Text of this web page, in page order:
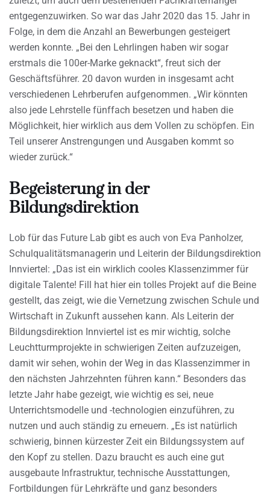
entgegenzuwirken. So war das Jahr 2020 das 15. Jahr in
Folge, in dem die Anzahl an Bewerbungen gesteigert
werden konnte. „Bei den Lehrlingen haben wir sogar
erstmals die 100er-Marke geknackt“, freut sich der
Geschäftsführer. 20 davon wurden in insgesamt acht
verschiedenen Lehrberufen aufgenommen. „Wir könnten
also jede Lehrstelle fünffach besetzen und haben die
Möglichkeit, hier wirklich aus dem Vollen zu schöpfen. Ein
Teil unserer Anstrengungen und Ausgaben kommt so
wieder zurück.“
Begeisterung in der
Bildungsdirektion
Lob für das Future Lab gibt es auch von Eva Panholzer,
Schulqualitätsmanagerin und Leiterin der Bildungsdirektion
Innviertel: „Das ist ein wirklich cooles Klassenzimmer für
digitale Talente! Fill hat hier ein tolles Projekt auf die Beine
gestellt, das zeigt, wie die Vernetzung zwischen Schule und
Wirtschaft in Zukunft aussehen kann. Als Leiterin der
Bildungsdirektion Innviertel ist es mir wichtig, solche
Leuchtturmprojekte in schwierigen Zeiten aufzuzeigen,
damit wir sehen, wohin der Weg in das Klassenzimmer in
den nächsten Jahrzehnten führen kann.“ Besonders das
letzte Jahr habe gezeigt, wie wichtig es sei, neue
Unterrichtsmodelle und -technologien einzuführen, zu
nutzen und auch ständig zu erneuern. „Es ist natürlich
schwierig, binnen kürzester Zeit ein Bildungssystem auf
den Kopf zu stellen. Dazu braucht es auch eine gut
ausgebaute Infrastruktur, technische Ausstattungen,
Fortbildungen für Lehrkräfte und ganz besonders